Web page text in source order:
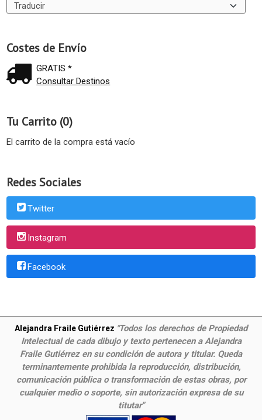
Costes de Envío
GRATIS *
Consultar Destinos
Tu Carrito (0)
El carrito de la compra está vacío
Redes Sociales
Twitter
Instagram
Facebook
Alejandra Fraile Gutiérrez "Todos los derechos de Propiedad
Intelectual de cada dibujo y texto pertenecen a Alejandra
Fraile Gutiérrez en su condición de autora y titular. Queda
terminantemente prohibida la reproducción, distribución,
comunicación pública o transformación de estas obras, por
cualquier medio o soporte, sin autorización expresa de su
titutar"